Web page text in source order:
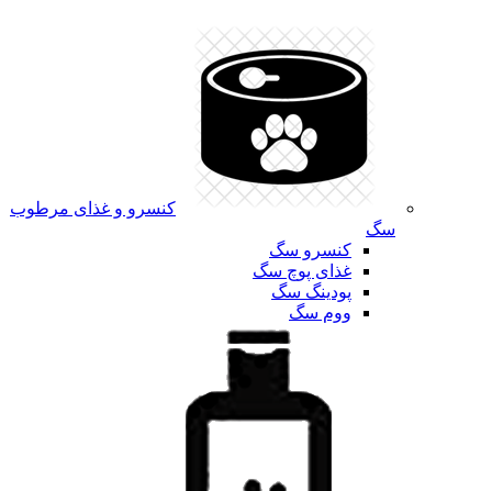
کنسرو و غذای مرطوب
سگ
کنسرو سگ
غذای پوچ سگ
پودینگ سگ
ووم سگ